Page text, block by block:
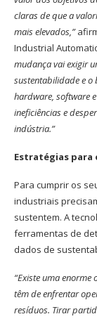
claras de que a
mais elevados,”
Industrial
mudança vai exigir
sustentabilidade e o
hardware, software
ineficiências e
indústria.”
Estratégias para
Para cumprir os
industriais
sustentem. A
ferramentas de
dados de
“Existe uma
têm de enfrentar
resíduos. Tirar